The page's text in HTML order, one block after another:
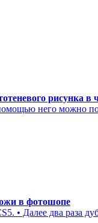
рисунка в
него можно
в фотошопе
• Далее два